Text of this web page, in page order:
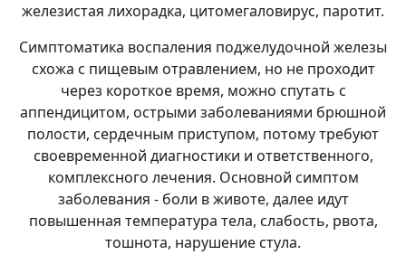
железистая лихорадка, цитомегаловирус, паротит.
Симптоматика воспаления поджелудочной железы
схожа с пищевым отравлением, но не проходит
через короткое время, можно спутать с
аппендицитом, острыми заболеваниями брюшной
полости, сердечным приступом, потому требуют
своевременной диагностики и ответственного,
комплексного лечения. Основной симптом
заболевания - боли в животе, далее идут
повышенная температура тела, слабость, рвота,
тошнота, нарушение стула.